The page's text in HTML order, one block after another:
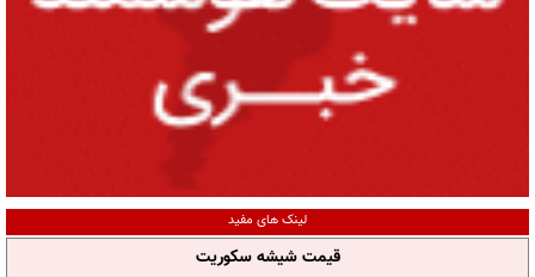
لینک های مفید
قیمت شیشه سکوریت